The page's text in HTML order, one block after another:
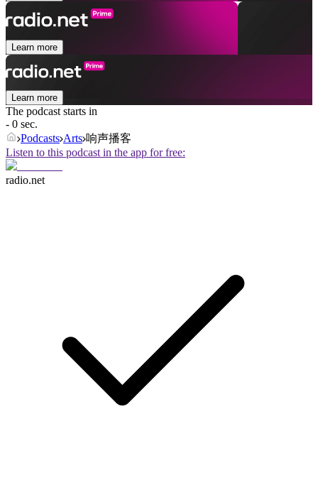
Learn more
Learn more
The podcast starts in
- 0 sec.
Podcasts Arts 响声播客
Listen to this podcast in the app for free:
radio.net